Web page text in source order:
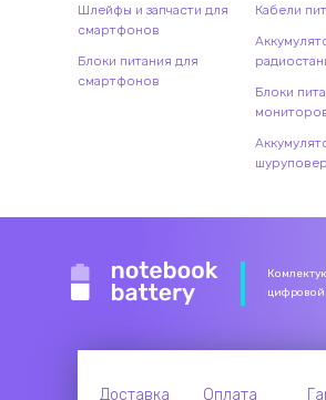
Шлейфы и запчасти для
смартфонов
Блоки питания для
смартфонов
Кабели
Блоки
цифровой
Доставка Оплата